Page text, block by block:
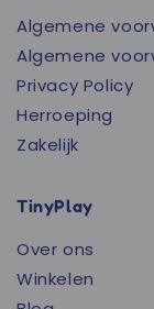
Algemene
Algemene
Privacy Policy
Herroeping
Zakelijk
TinyPlay
Over ons
Winkelen